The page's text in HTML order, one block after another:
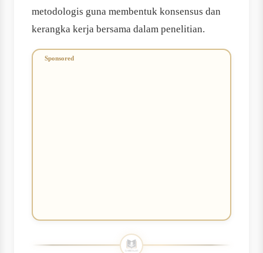
metodologis guna membentuk konsensus dan
kerangka kerja bersama dalam penelitian.